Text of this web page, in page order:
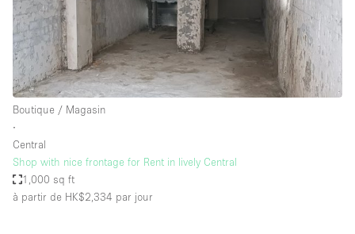
Boutique / Magasin
∙
Central
Shop with nice frontage for Rent in lively Central
1,000 sq ft
à partir de HK$2,334 par jour